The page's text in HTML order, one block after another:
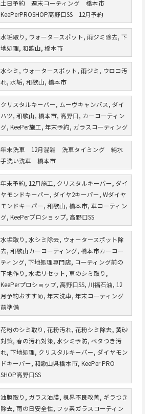
土日予約 週末コーティング 橋本市
KeePerPROSHOP高野口SS 12月予約
水垢取り, ウォータースポット, 雨ジミ除去, 下
地処理, 和歌山, 橋本市
水シミ, ウォータースポット, 雨ジミ, ウロコ汚
れ, 水垢, 和歌山, 橋本市
クリスタルキーパー, ムーヴキャンバス, ダイ
ハツ, 和歌山, 橋本市, 高野口, カーコーティン
グ, KeePer施工, 年末予約, ガラスコーティング
年末洗車 12月混雑 洗車タイミング 純水
手洗い洗車 橋本市
年末予約, 12月施工, クリスタルキーパー, ダイ
ヤモンドキーパー, ダイヤ2キーパー, Wダイヤ
モンドキーパー, 和歌山, 橋本市, 車コーティン
グ, KeePerプロショップ, 高野口SS
水垢取り, 水シミ除去, ウォータースポット除
去, 和歌山カーコーティング, 橋本市カーコー
ティング, 下地処理専門店, コーティング前の
下地作り, 水垢リセット, 車のシミ取り,
KeePerプロショップ, 高野口SS, 川福石油, 12
月予約おすすめ, 年末洗車, 年末コーティング
前準備
花粉のシミ取り, 花粉汚れ, 花粉シミ除去, 黄砂
対策, 春の汚れ対策, 水シミ予防, ベタつき汚
れ, 下地処理, クリスタルキーパー, ダイヤモン
ドキーパー, 和歌山県橋本市, KeePer PRO
SHOP高野口SS
油膜取り, ガラス油膜, 視界不良改善, ギラつき
除去, 雨の日安全性, フッ素ガラスコーティン